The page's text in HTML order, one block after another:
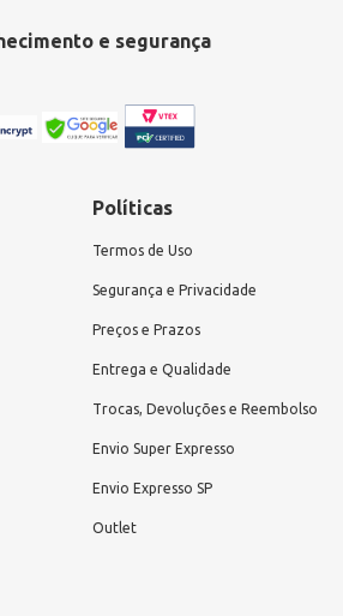
e segurança
Políticas
Termos de Uso
Segurança e Privacidade
Preços e Prazos
Entrega e Qualidade
Trocas, Devoluções e Reembolso
Envio Super Expresso
Envio Expresso SP
Outlet